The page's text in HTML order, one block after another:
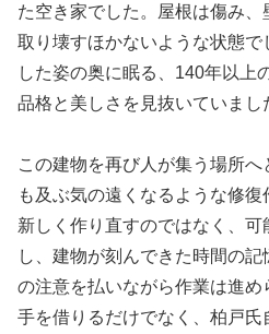
た空き家でした。屋根は傷み
取り壊すほかないような状態
した姿の奥に眠る、140年以上
品格と美しさを見抜いていまし
この建物を再び人が集う場所
も及ぶ気の遠くなるような修
新しく作り直すのではなく、
し、建物が刻んできた時間の
の注意を払いながら作業は進
手を借りるだけでなく、柏戸氏